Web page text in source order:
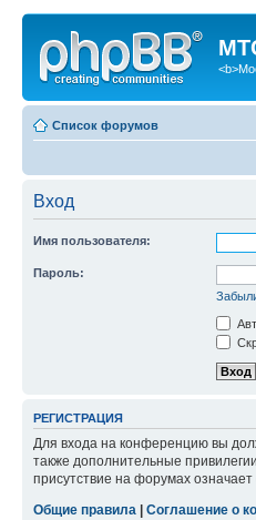
Список форумов
Вход
Имя пользователя:
Пароль:
РЕГИСТРАЦИЯ
Для входа на конференцию вы
также дополнительные
присутствие на форумах означает
Общие правила
Соглашение о